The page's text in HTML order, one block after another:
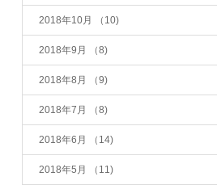
2018年10月 （10)
2018年9月 （8)
2018年8月 （9)
2018年7月 （8)
2018年6月 （14)
2018年5月 （11)